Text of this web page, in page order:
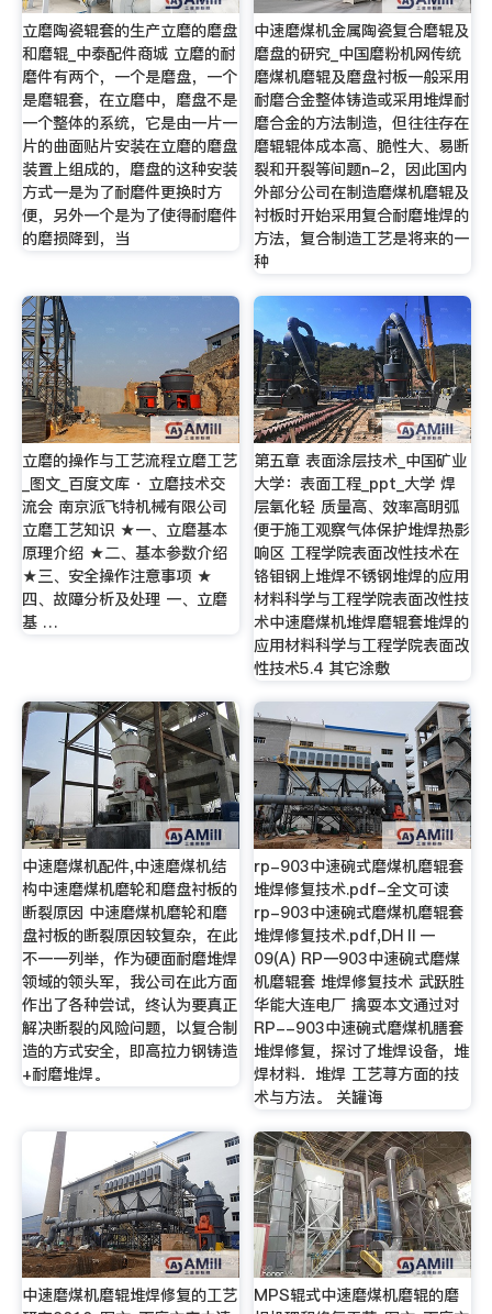
立磨陶瓷辊套的生产立磨的磨盘
和磨辊_中泰配件商城 立磨的耐
磨件有两个，一个是磨盘，一个
是磨辊套，在立磨中，磨盘不是
一个整体的系统，它是由一片一
片的曲面贴片安装在立磨的磨盘
装置上组成的，磨盘的这种安装
方式一是为了耐磨件更换时方
便，另外一个是为了使得耐磨件
的磨损降到，当
中速磨煤机金属陶瓷复合磨辊及
磨盘的研究_中国磨粉机网传统
磨煤机磨辊及磨盘衬板一般采用
耐磨合金整体铸造或采用堆焊耐
磨合金的方法制造，但往往存在
磨辊辊体成本高、脆性大、易断
裂和开裂等间题n-2，因此国内
外部分公司在制造磨煤机磨辊及
衬板时开始采用复合耐磨堆焊的
方法，复合制造工艺是将来的一
种
立磨的操作与工艺流程立磨工艺
_图文_百度文库 · 立磨技术交
流会 南京派飞特机械有限公司
立磨工艺知识 ★一、立磨基本
原理介绍 ★二、基本参数介绍
★三、安全操作注意事项 ★
四、故障分析及处理 一、立磨
基 …
第五章 表面涂层技术_中国矿业
大学：表面工程_ppt_大学 焊
层氧化轻 质量高、效率高明弧
便于施工观察气体保护堆焊热影
响区 工程学院表面改性技术在
铬钼钢上堆焊不锈钢堆焊的应用
材料科学与工程学院表面改性技
术中速磨煤机堆焊磨辊套堆焊的
应用材料科学与工程学院表面改
性技术5.4 其它涂敷
中速磨煤机配件,中速磨煤机结
构中速磨煤机磨轮和磨盘衬板的
断裂原因 中速磨煤机磨轮和磨
盘衬板的断裂原因较复杂，在此
不一一列举，作为硬面耐磨堆焊
领域的领头军，我公司在此方面
作出了各种尝试，终认为要真正
解决断裂的风险问题，以复合制
造的方式安全，即高拉力钢铸造
+耐磨堆焊。
rp-903中速碗式磨煤机磨辊套
堆焊修复技术.pdf-全文可读
rp-903中速碗式磨煤机磨辊套
堆焊修复技术.pdf,DHⅡ一
09(A) RP一903中速碗式磨煤
机磨辊套 堆焊修复技术 武跃胜
华能大连电厂 擒耍本文通过对
RP--903中速碗式磨煤机膳套
堆焊修复，探讨了堆焊设备，堆
焊材料．堆焊 工艺荨方面的技
术与方法。 关罐诲
中速磨煤机磨辊堆焊修复的工艺
MPS辊式中速磨煤机磨辊的磨